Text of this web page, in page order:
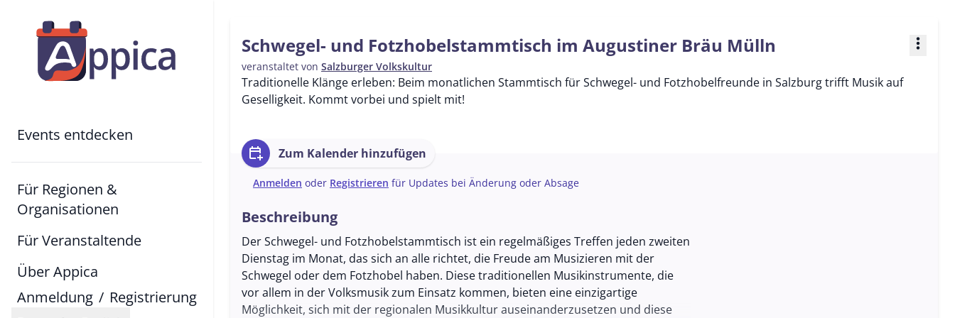
Events entdecken
Für Regionen &
Organisationen
Für Veranstaltende
Über Appica
Anmeldung / Registrierung
Schwegel- und Fotzhobelstammtisch im Augustiner Bräu Mülln
veranstaltet von Salzburger Volkskultur
more_vert
Traditionelle Klänge erleben: Beim monatlichen Stammtisch für Schwegel- und Fotzhobelfreunde in Salzburg trifft Musik auf
Geselligkeit. Kommt vorbei und spielt mit!
calendar_add_on Zum Kalender hinzufügen
Anmelden oder Registrieren für Updates bei Änderung oder Absage
Beschreibung
Der Schwegel- und Fotzhobelstammtisch ist ein regelmäßiges Treffen jeden zweiten
Dienstag im Monat, das sich an alle richtet, die Freude am Musizieren mit der
Schwegel oder dem Fotzhobel haben. Diese traditionellen Musikinstrumente, die
vor allem in der Volksmusik zum Einsatz kommen, bieten eine einzigartige
Möglichkeit, sich mit der regionalen Musikkultur auseinanderzusetzen und diese